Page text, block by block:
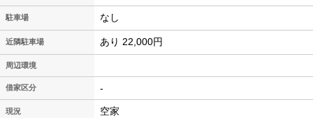
駐車場 なし
近隣駐車場 あり 22,000円
周辺環境
借家区分 -
現況 空家